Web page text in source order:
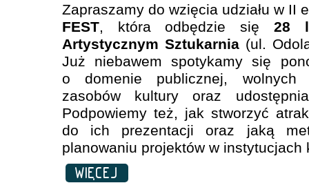
Zapraszamy do wzięcia udziału w II
FEST, która odbędzie się 28
Artystycznym Sztukarnia(ul.
Już niebawem spotykamy się
o domenie publicznej, wolnych
zasobów kultury oraz
Podpowiemy też, jak stworzyć
do ich prezentacji oraz jaką
planowaniu projektów w instytucjach
WIĘCEJ